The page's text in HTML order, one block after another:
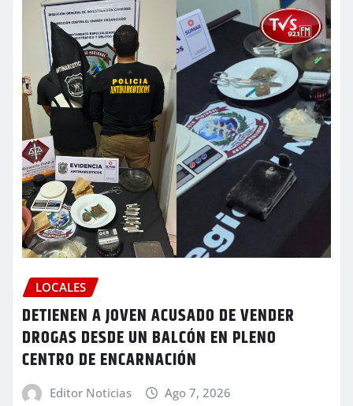
LOCALES
DETIENEN A JOVEN ACUSADO DE VENDER
DROGAS DESDE UN BALCÓN EN PLENO
CENTRO DE ENCARNACIÓN
Editor Noticias Ago 7, 2026